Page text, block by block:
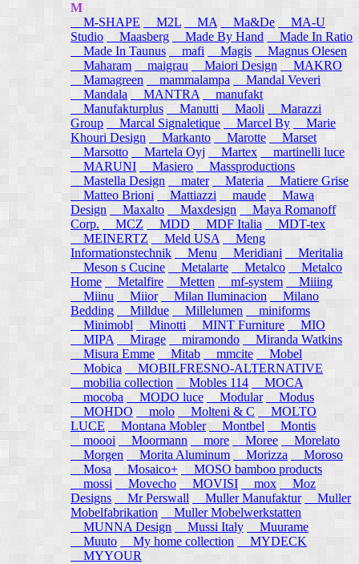
M
M-SHAPE
M2L MA Ma&De
MA-U
Studio
Maasberg Made By Hand
Made In Ratio
Made In Taunus
mafi Magis
Magnus Olesen
Maharam
maigrau Maiori Design
MAKRO
Mamagreen
mammalampa
Mandal Veveri
Mandala
MANTRA
manufakt
Manufakturplus
Manutti Maoli
Marazzi
Group
Marcal Signaletique Marcel By
Marie
Khouri Design
Markanto Marotte
Marset
Marsotto
Martela Oyj Martex
martinelli luce
MARUNI
Masiero
Massproductions
Mastella Design
mater Materia
Matiere Grise
Matteo Brioni
Mattiazzi maude
Mawa
Design
Maxalto Maxdesign
Maya Romanoff
Corp.
MCZ MDD MDF Italia
MDT-tex
MEINERTZ
Meld USA
Meng
Informationstechnik
Menu Meridiani
Meritalia
Meson s Cucine
Metalarte Metalco
Metalco
Home Metalfire Metten mf-system
Miiing
Miinu
Miior Milan Iluminacion
Milano
Bedding
Milldue Millelumen
miniforms
Minimobl Minotti MINT Furniture
MIO
MIPA
Mirage miramondo
Miranda Watkins
Misura Emme
Mitab mmcite
Mobel
Mobica
MOBILFRESNO-ALTERNATIVE
mobilia collection
Mobles 114
MOCA
mocoba
MODO luce Modular
Modus
MOHDO
molo Molteni & C
MOLTO
LUCE
Montana Mobler Montbel
Montis
moooi
Moormann more Moree
Morelato
Morgen
Morita Aluminum Morizza
Moroso
Mosa
Mosaico+
MOSO bamboo products
mossi
Movecho MOVISI mox
Moz
Designs
Mr Perswall Muller Manufaktur
Muller
Mobelfabrikation
Muller Mobelwerkstatten
MUNNA Design
Mussi Italy
Muurame
Muuto My home collection
MYDECK
MYYOUR